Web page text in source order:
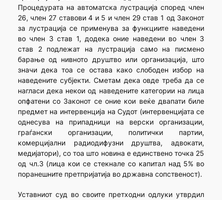
Процедурата на автоматска лустрација според член
26, член 27 ставови 4 и 5 и член 29 став 1 од Законот
за лустрација се применува за функциите наведени
во член 3 став 1, додека оние наведени во член 3
став 2 подлежат на лустрација само на писмено
барање од нивното друштво или организација, што
значи дека тоа се остава како слободен избор на
наведените субјекти. Сметам дека овде треба да се
нагласи дека некои од наведените категории на лица
опфатени со Законот се оние кои веќе двапати биле
предмет на интервенција на Судот (интервенцијата се
однесува на припадници на верски организации,
граѓански организации, политички партии,
комерцијални радиодифузни друштва, адвокати,
медијатори), со тоа што новина е единствено точка 25
од чл.3 (лица кои се стекнале со капитал над 5% во
поранешните претпријатија во државна сопственост).
Уставниот суд во своите претходни одлуки утврдил